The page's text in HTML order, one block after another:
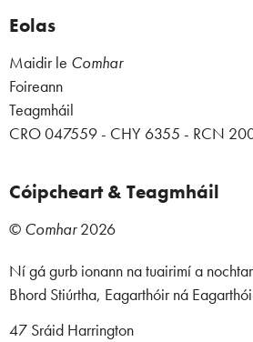
Eolas
Maidir le Comhar
Foireann
Teagmháil
CRO 047559 - CHY 6355 - RCN
Cóipcheart & Teagmháil
© Comhar2026
Ní gá gurb ionann na tuairimí a
Bhord Stiúrtha, Eagarthóir ná
47 Sráid Harrington